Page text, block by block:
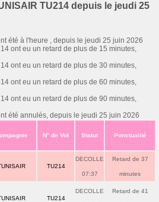
TU214 depuis le jeudi 25
été à l'heure , depuis le jeudi 25 juin 2026
ont eu un retard de plus de 15 minutes,
ont eu un retard de plus de 30 minutes,
ont eu un retard de plus de 60 minutes,
ont eu un retard de plus de 90 minutes,
été annulés, depuis le jeudi 25 juin 2026
N° de Vol Statut Ponctualité
TU214
DECOLLE
07:37
Retard de 37
minutes
TU214
DECOLLE Retard de 41